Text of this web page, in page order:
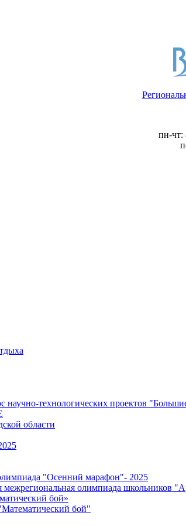
пн-чт:
научно-технологических проектов
области
"Осенний марафон"- 2025
олимпиада школьников
бой»
бой"